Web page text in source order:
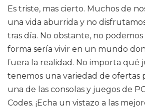
Es triste, mas cierto. Muchos de
una vida aburrida y no
tras día. No obstante, no
forma sería vivir en un mundo
fuera la realidad. No importa qué
tenemos una variedad de ofertas
una de las consolas y juegos de
Codes. ¡Echa un vistazo a las